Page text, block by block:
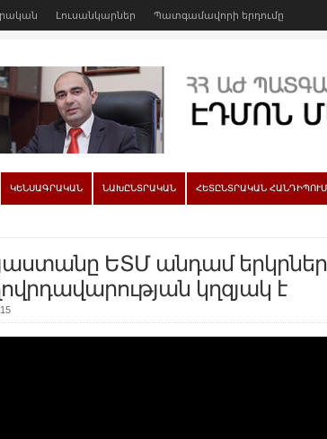
Լուսանկարներ Պատգամավորի երդումը
ԿԵՆՍԱԳՐԱԿԱՆ ՆԱԽԸՆՏՐԱԿԱՆ ՀԵՏԸՆՏՐԱԿԱՆ
ԵՏՄ անդամ
կղզյակ է